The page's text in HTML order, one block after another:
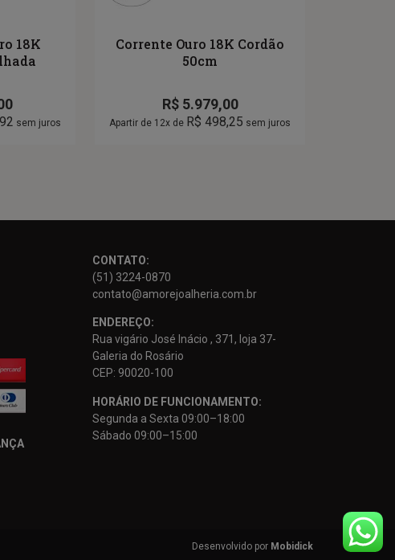
18K
sem juros
Corrente Ouro 18K Cordão
50cm
R$5.979,00
Apartir de 12x de R$ 498,25 sem juros
CONTATO:
(51) 3224-0870
contato@amorejoalheria.com.br
ENDEREÇO:
Rua vigário José Inácio , 371, loja 37-
Galeria do Rosário
CEP: 90020-100
HORÁRIO DE FUNCIONAMENTO:
Segunda a Sexta 09:00–18:00
Sábado 09:00–15:00
Desenvolvido por Mobidick